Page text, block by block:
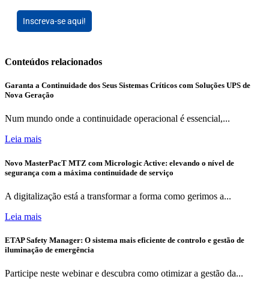
Inscreva-se aqui!
Conteúdos relacionados
Garanta a Continuidade dos Seus Sistemas Críticos com Soluções UPS de
Nova Geração
Num mundo onde a continuidade operacional é essencial,...
Leia mais
Novo MasterPacT MTZ com Micrologic Active: elevando o nível de
segurança com a máxima continuidade de serviço
A digitalização está a transformar a forma como gerimos a...
Leia mais
ETAP Safety Manager: O sistema mais eficiente de controlo e gestão de
iluminação de emergência
Participe neste webinar e descubra como otimizar a gestão da...